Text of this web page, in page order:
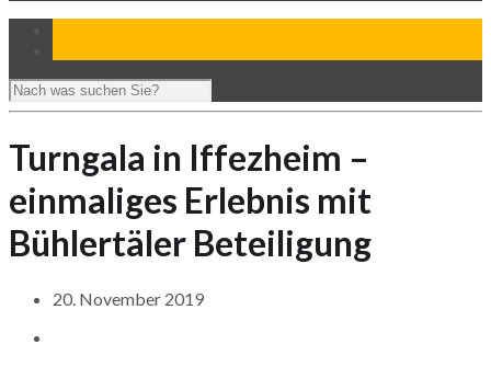
Turngala in Iffezheim –
einmaliges Erlebnis mit
Bühlertäler Beteiligung
20. November 2019